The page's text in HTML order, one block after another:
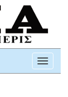
Toggle